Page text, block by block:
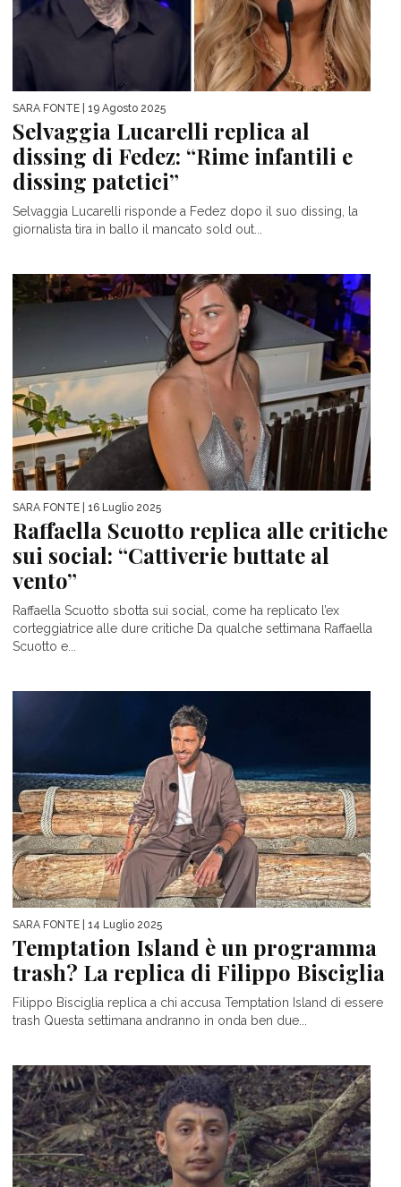
SARA FONTE | 19 Agosto 2025
Selvaggia Lucarelli replica al
dissing di Fedez: “Rime infantili e
dissing patetici”
Selvaggia Lucarelli risponde a Fedez dopo il suo dissing, la
giornalista tira in ballo il mancato sold out...
SARA FONTE | 16 Luglio 2025
Raffaella Scuotto replica alle critiche
sui social: “Cattiverie buttate al
vento”
Raffaella Scuotto sbotta sui social, come ha replicato l’ex
corteggiatrice alle dure critiche Da qualche settimana Raffaella
Scuotto e...
SARA FONTE | 14 Luglio 2025
Temptation Island è un programma
trash? La replica di Filippo Bisciglia
Filippo Bisciglia replica a chi accusa Temptation Island di essere
trash Questa settimana andranno in onda ben due...